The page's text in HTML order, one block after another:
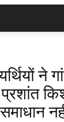
ने
प्रशांत